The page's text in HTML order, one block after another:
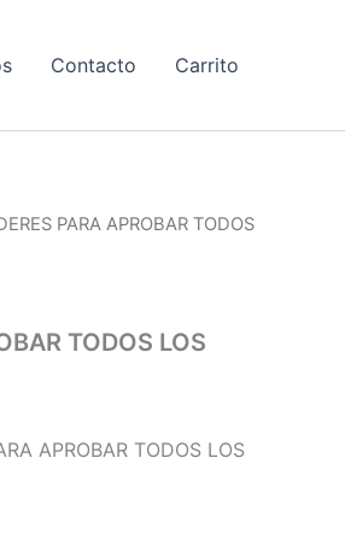
Contacto Carrito
PARA APROBAR TODOS
TODOS LOS
APROBAR TODOS LOS